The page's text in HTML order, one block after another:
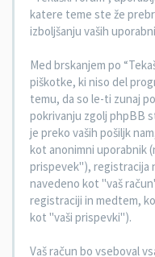
katere teme ste že
izboljšanju vaših
Med brskanjem po
piškotke, ki niso del
temu, da so le-ti zunaj
pokrivanju zgolj phpBB
je preko vaših pošiljk
kot anonimni uporabnik
prispevek"), registracija
navedeno kot "vaš
registraciji in medtem,
kot "vaši prispevki").
Vaš račun bo vseboval